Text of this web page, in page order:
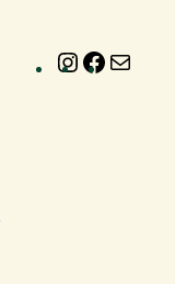
Instagram